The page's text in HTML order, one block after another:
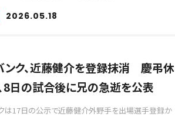
2026.05.18
ンク、近藤健介を登録抹消 慶弔休
8日の試合後に兄の急逝を公表
は17日の公示で近藤健介外野手を出場選手登録か